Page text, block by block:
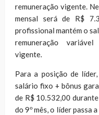
remuneração vigente.
mensal será de R$
profissional mantém o
remuneração
vigente.
Para a posição de
salário fixo + bônus
de R$ 10.532,00
do 9º mês, o líder passa